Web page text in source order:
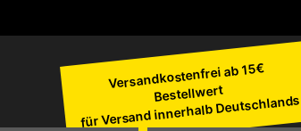
Versandkostenfrei ab 15€
Bestellwert
für Versand innerhalb Deutschlands